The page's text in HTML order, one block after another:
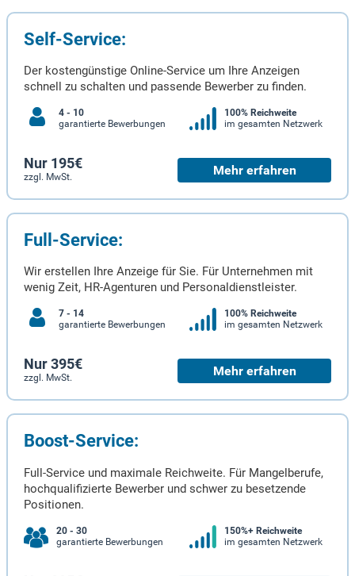
Self-Service:
Der kostengünstige Online-Service um Ihre Anzeigen
schnell zu schalten und passende Bewerber zu finden.
4 - 10
garantierte Bewerbungen
100% Reichweite
im gesamten Netzwerk
Nur 195€
zzgl. MwSt. Mehr erfahren
Full-Service:
Wir erstellen Ihre Anzeige für Sie. Für Unternehmen mit
wenig Zeit, HR-Agenturen und Personaldienstleister.
7 - 14
garantierte Bewerbungen
100% Reichweite
im gesamten Netzwerk
Nur 395€
zzgl. MwSt. Mehr erfahren
Boost-Service:
Full-Service und maximale Reichweite. Für Mangelberufe,
hochqualifizierte Bewerber und schwer zu besetzende
Positionen.
20 - 30
garantierte Bewerbungen
150%+ Reichweite
im gesamten Netzwerk